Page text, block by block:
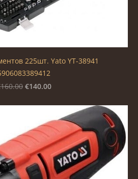
225шт. Yato YT-38941
€140.00